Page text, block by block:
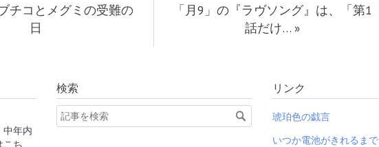
チコとメグミの受難の
日
「月9」の『ラヴソング』は、「第1
話だけ… »
中年内
こち
検索 リンク
琥珀色の戯言
いつか電池がきれるまで